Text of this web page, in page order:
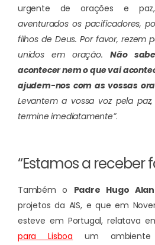
urgente de orações e
aventurados os pacificadores,
filhos de Deus. Por favor, rezem
unidos em oração.Não
acontecer nem o que vai
ajudem-nos com as vossas
Levantem a vossa voz pela
termine imediatamente”.
“Estamos a receber
Também o Padre Hugo
projetos da AIS, e que em
esteve em Portugal, relatava
para Lisboa um